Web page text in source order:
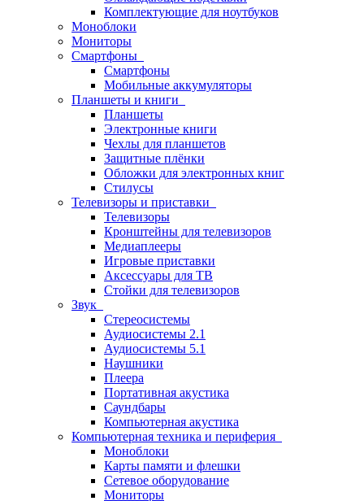
Комплектующие для ноутбуков
Моноблоки
Мониторы
Смартфоны
Смартфоны
Мобильные аккумуляторы
Планшеты и книги
Планшеты
Электронные книги
Чехлы для планшетов
Защитные плёнки
Обложки для электронных книг
Стилусы
Телевизоры и приставки
Телевизоры
Кронштейны для телевизоров
Медиаплееры
Игровые приставки
Аксессуары для ТВ
Стойки для телевизоров
Звук
Стереосистемы
Аудиосистемы 2.1
Аудиосистемы 5.1
Наушники
Плеера
Портативная акустика
Саундбары
Компьютерная акустика
Компьютерная техника и периферия
Моноблоки
Карты памяти и флешки
Сетевое оборудование
Мониторы